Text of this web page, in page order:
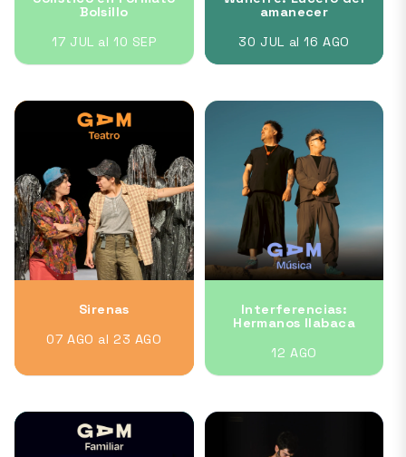
Bolsillo
17 JUL al 10 SEP
amanecer
30 JUL al 16 AGO
Sirenas
07 AGO al 23 AGO
Interferencias:
Hermanos Ilabaca
12 AGO